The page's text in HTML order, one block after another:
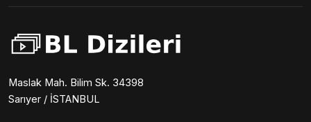
Maslak Mah. Bilim Sk. 34398
Sarıyer / İSTANBUL